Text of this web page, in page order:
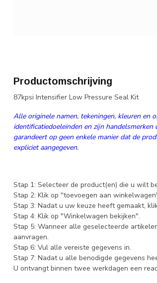
Productomschrijving
87kpsi Intensifier Low Pressure Seal Kit
Alle originele namen, tekeningen, kleuren en
identificatiedoeleinden en zijn
garandeert op geen enkele manier dat de
expliciet aangegeven.
Stap 1: Selecteer de product(en) die u wilt
Stap 2: Klik op ''toevoegen aan
Stap 3: Nadat u uw keuze heeft gemaakt,
Stap 4: Klik op "Winkelwagen bekijken".
Stap 5: Wanneer alle geselecteerde
aanvragen.
Stap 6: Vul alle vereiste gegevens in.
Stap 7: Nadat u alle benodigde gegevens
U ontvangt binnen twee werkdagen een